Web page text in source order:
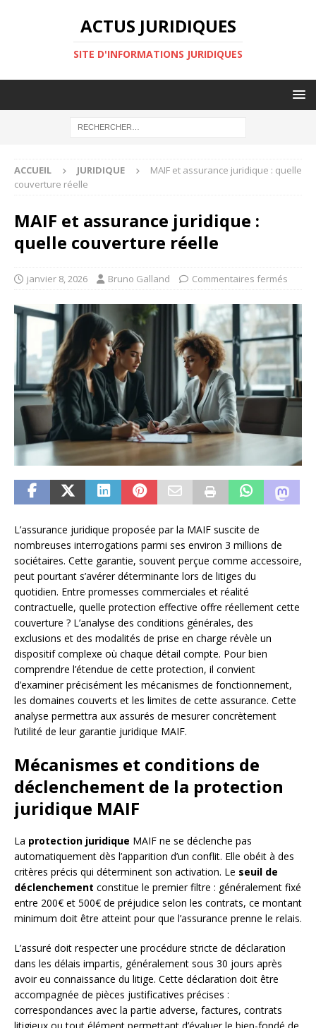
ACTUS JURIDIQUES
SITE D'INFORMATIONS JURIDIQUES
ACCUEIL JURIDIQUE
MAIF et assurance juridique : quelle
couverture réelle
MAIF et assurance juridique :
quelle couverture réelle
janvier 8, 2026 Bruno Galland Commentaires fermés
L’assurance juridique proposée par la MAIF suscite de
nombreuses interrogations parmi ses environ 3 millions de
sociétaires. Cette garantie, souvent perçue comme accessoire,
peut pourtant s’avérer déterminante lors de litiges du
quotidien. Entre promesses commerciales et réalité
contractuelle, quelle protection effective offre réellement cette
couverture ? L’analyse des conditions générales, des
exclusions et des modalités de prise en charge révèle un
dispositif complexe où chaque détail compte. Pour bien
comprendre l’étendue de cette protection, il convient
d’examiner précisément les mécanismes de fonctionnement,
les domaines couverts et les limites de cette assurance. Cette
analyse permettra aux assurés de mesurer concrètement
l’utilité de leur garantie juridique MAIF.
Mécanismes et conditions de
déclenchement de la protection
juridique MAIF
La protection juridique MAIF ne se déclenche pas
automatiquement dès l’apparition d’un conflit. Elle obéit à des
critères précis qui déterminent son activation. Le seuil de
déclenchement constitue le premier filtre : généralement fixé
entre 200€ et 500€ de préjudice selon les contrats, ce montant
minimum doit être atteint pour que l’assurance prenne le relais.
L’assuré doit respecter une procédure stricte de déclaration
dans les délais impartis, généralement sous 30 jours après
avoir eu connaissance du litige. Cette déclaration doit être
accompagnée de pièces justificatives précises :
correspondances avec la partie adverse, factures, contrats